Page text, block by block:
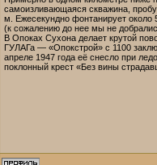
самоизливающаяся скважина,
м. Ежесекундно фонтанирует около
(к сожалению до нее мы не
В Опоках Сухона делает крутой
ГУЛАГа — «Опокстрой» с 1100
апреле 1947 года её снесло при
поклонный крест «Без вины